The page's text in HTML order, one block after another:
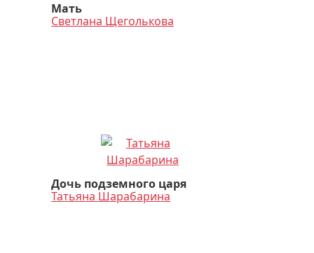
Мать
Светлана Щеголькова
Дочь подземного царя
Татьяна Шарабарина